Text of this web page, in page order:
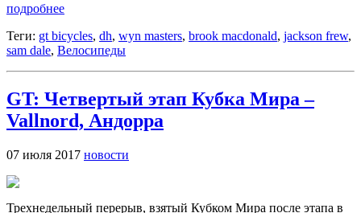
подробнее
Теги: gt bicycles, dh, wyn masters, brook macdonald, jackson frew,
sam dale, Велосипеды
GT: Четвертый этап Кубка Мира –
Vallnord, Андорра
07 июля 2017 новости
Трехнедельный перерыв, взятый Кубком Мира после этапа в